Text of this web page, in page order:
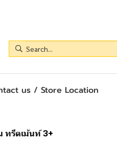
us / Store Location
ทรีตเม้นท์ 3+